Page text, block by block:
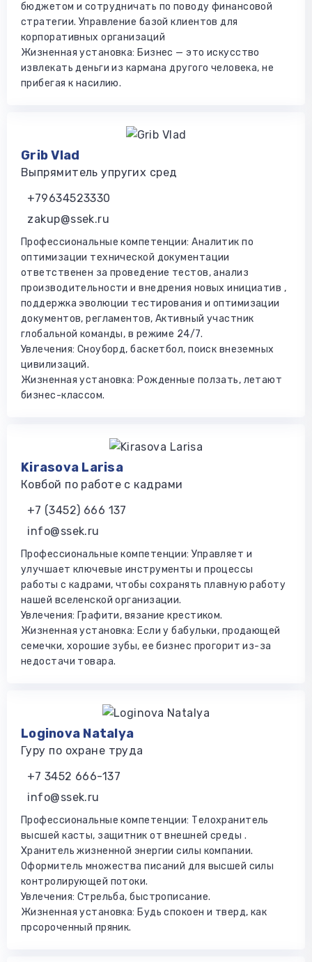
бюджетом и сотрудничать по поводу финансовой
стратегии. Управление базой клиентов для
корпоративных организаций
Жизненная установка: Бизнес — это искусство
извлекать деньги из кармана другого человека, не
прибегая к насилию.
Grib Vlad
Выпрямитель упругих сред
+79634523330
zakup@ssek.ru
Профессиональные компетенции: Аналитик по
оптимизации технической документации
ответственен за проведение тестов, анализ
производительности и внедрения новых инициатив ,
поддержка эволюции тестирования и оптимизации
документов, регламентов, Активный участник
глобальной команды, в режиме 24/7.
Увлечения: Сноуборд, баскетбол, поиск внеземных
цивилизаций.
Жизненная установка: Рожденные ползать, летают
бизнес-классом.
Kirasova Larisa
Ковбой по работе с кадрами
+7 (3452) 666 137
info@ssek.ru
Профессиональные компетенции: Управляет и
улучшает ключевые инструменты и процессы
работы с кадрами, чтобы сохранять плавную работу
нашей вселенской организации.
Увлечения: Графити, вязание крестиком.
Жизненная установка: Если у бабульки, продающей
семечки, хорошие зубы, ее бизнес прогорит из-за
недостачи товара.
Loginova Natalya
Гуру по охране труда
+7 3452 666-137
info@ssek.ru
Профессиональные компетенции: Телохранитель
высшей касты, защитник от внешней среды .
Хранитель жизненной энергии силы компании.
Оформитель множества писаний для высшей силы
контролирующей потоки.
Увлечения: Стрельба, быстрописание.
Жизненная установка: Будь спокоен и тверд, как
прсороченный пряник.